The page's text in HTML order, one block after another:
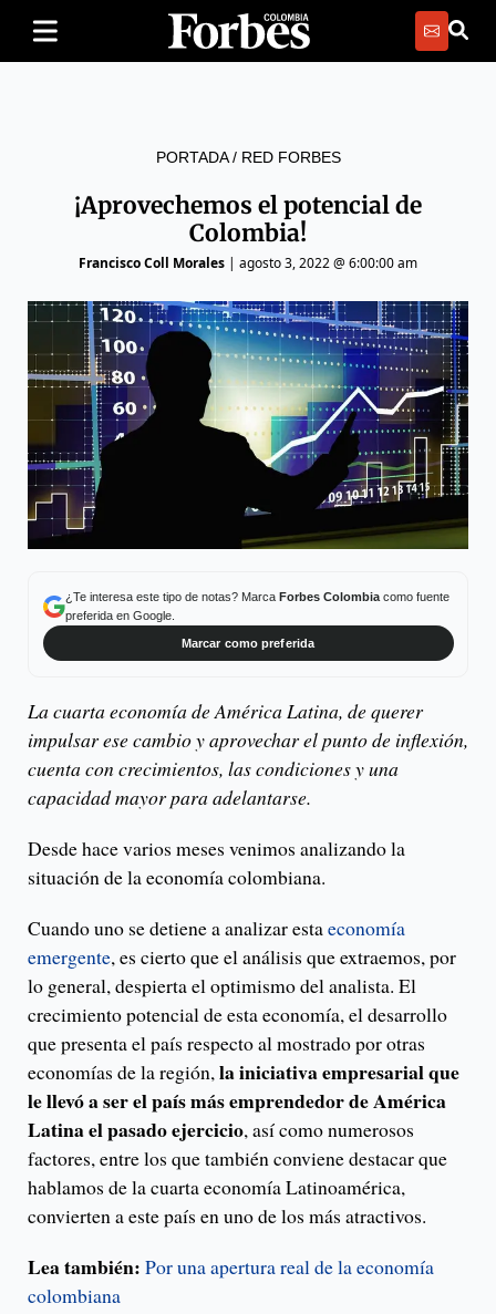
PORTADA/ RED FORBES
¡Aprovechemos el potencial de
Colombia!
Francisco Coll Morales | agosto 3, 2022 @ 6:00:00 am
¿Te interesa este tipo de notas? Marca Forbes Colombiacomo fuente
preferida en Google.
Marcar como preferida
La cuarta economía de América Latina, de querer
impulsar ese cambio y aprovechar el punto de inflexión,
cuenta con crecimientos, las condiciones y una
capacidad mayor para adelantarse.
Desde hace varios meses venimos analizando la
situación de la economía colombiana.
Cuando uno se detiene a analizar estaeconomía
emergente, es cierto que el análisis que extraemos, por
lo general, despierta el optimismo del analista. El
crecimiento potencial de esta economía, el desarrollo
que presenta el país respecto al mostrado por otras
economías de la región,la iniciativa empresarial que
le llevó a ser el país más emprendedor de América
Latina el pasado ejercicio, así como numerosos
factores, entre los que también conviene destacar que
hablamos de la cuarta economía Latinoamérica,
convierten a este país en uno de los más atractivos.
Lea también: Por una apertura real de la economía
colombiana